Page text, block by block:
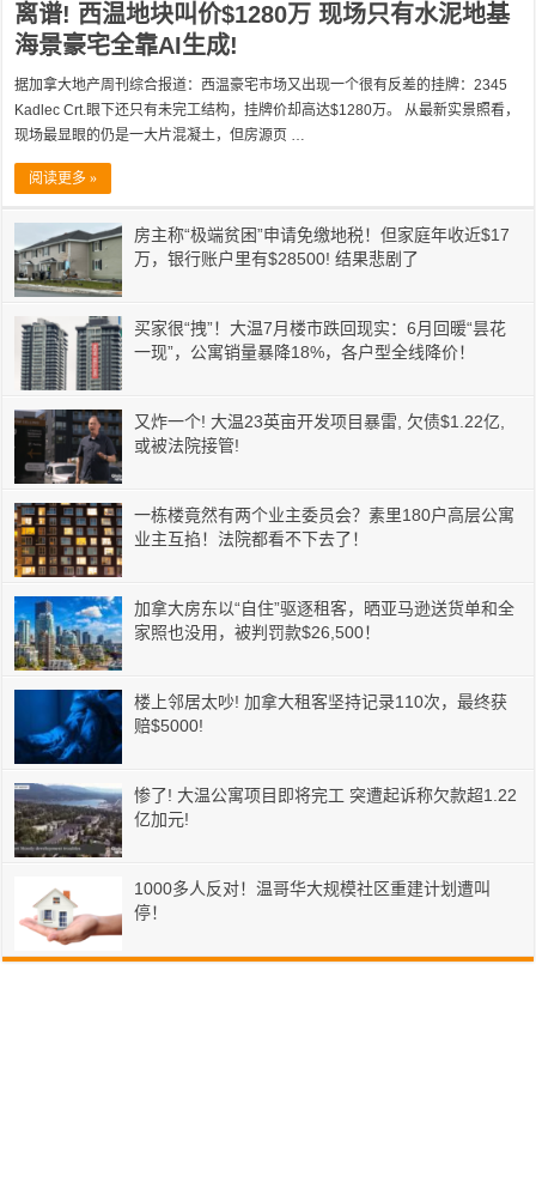
离谱! 西温地块叫价$1280万 现场只有水泥地基
海景豪宅全靠AI生成!
据加拿大地产周刊综合报道：西温豪宅市场又出现一个很有反差的挂牌：2345
Kadlec Crt.眼下还只有未完工结构，挂牌价却高达$1280万。 从最新实景照看，
现场最显眼的仍是一大片混凝土，但房源页 …
阅读更多 »
房主称“极端贫困”申请免缴地税！但家庭年收近$17
万，银行账户里有$28500! 结果悲剧了
买家很“拽”！大温7月楼市跌回现实：6月回暖“昙花
一现”，公寓销量暴降18%，各户型全线降价！
又炸一个! 大温23英亩开发项目暴雷, 欠债$1.22亿,
或被法院接管!
一栋楼竟然有两个业主委员会？素里180户高层公寓
业主互掐！法院都看不下去了！
加拿大房东以“自住”驱逐租客，晒亚马逊送货单和全
家照也没用，被判罚款$26,500！
楼上邻居太吵! 加拿大租客坚持记录110次，最终获
赔$5000!
惨了! 大温公寓项目即将完工 突遭起诉称欠款超1.22
亿加元!
1000多人反对！温哥华大规模社区重建计划遭叫
停！